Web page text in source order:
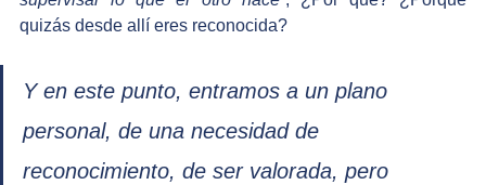
quizás desde allí eres reconocida?
Y en este punto, entramos a un plano
personal, de una necesidad de
reconocimiento, de ser valorada, pero